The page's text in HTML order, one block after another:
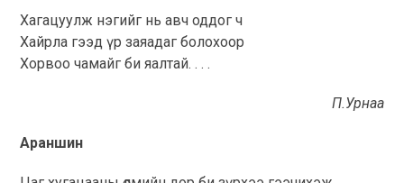
Хагацуулж нэгийг нь авч оддог ч
Хайрла гээд үр заяадаг болохоор
Хорвоо чамайг би яалтай. . . .
П.Урнаа
Араншин